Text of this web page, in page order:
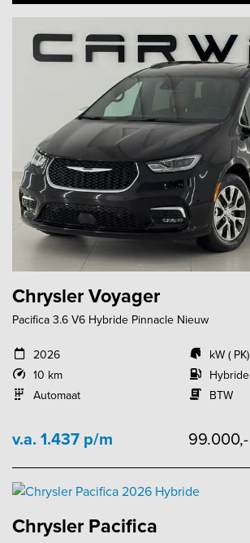
Chrysler Voyager
Pacifica 3.6 V6 Hybride Pinnacle Nieuw
2026
10 km
Automaat
kW ( PK)
Hybride
BTW
v.a. 1.437 p/m 99.000,-
Chrysler Pacifica